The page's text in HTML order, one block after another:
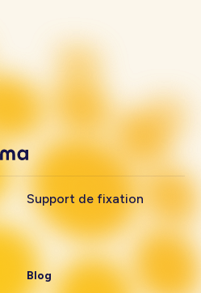
Support de fixation
Blog